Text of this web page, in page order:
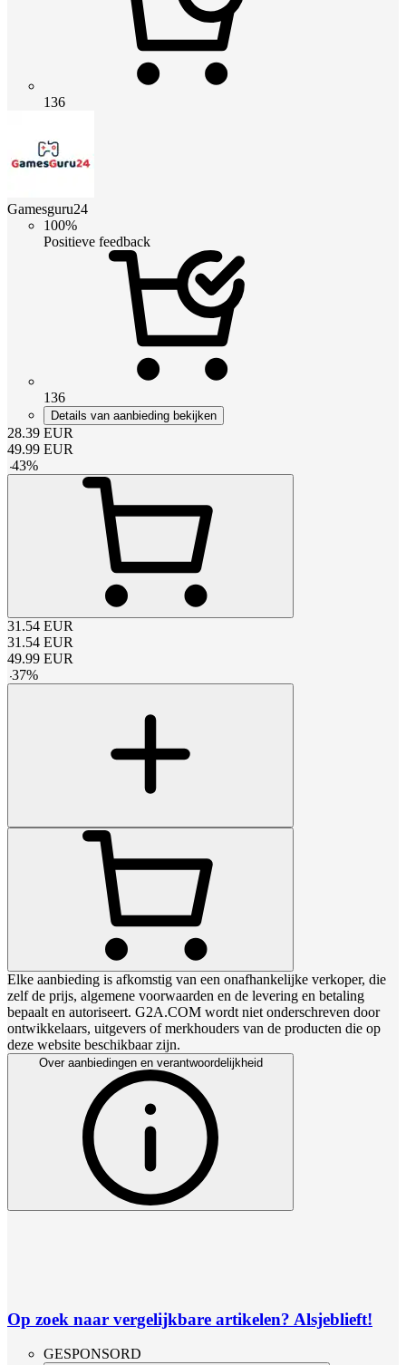
136
Gamesguru24
100%
Positieve feedback
136
Details van aanbieding bekijken
28.39 EUR
49.99 EUR
-43%
31.54 EUR
31.54 EUR
49.99 EUR
-37%
Elke aanbieding is afkomstig van een onafhankelijke verkoper, die
zelf de prijs, algemene voorwaarden en de levering en betaling
bepaalt en autoriseert. G2A.COM wordt niet onderschreven door
ontwikkelaars, uitgevers of merkhouders van de producten die op
deze website beschikbaar zijn.
Over aanbiedingen en verantwoordelijkheid
Op zoek naar vergelijkbare artikelen? Alsjeblieft!
GESPONSORD